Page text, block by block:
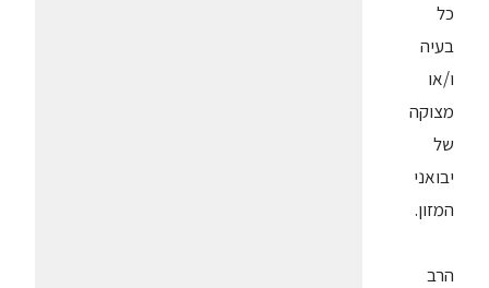
כל
בעיה
ו/או
מצוקה
של
יבואני
המזון.
הרב